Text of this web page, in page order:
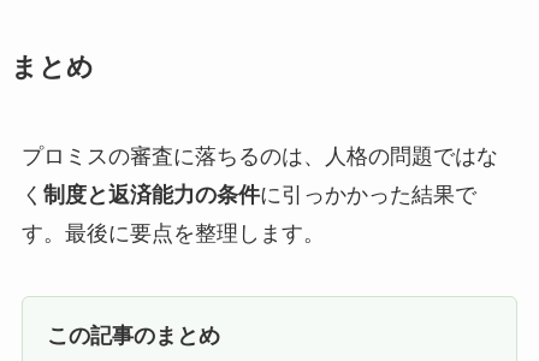
まとめ
プロミスの審査に落ちるのは、人格の問題ではな
く 制度と返済能力の条件に引っかかった結果で
す。最後に要点を整理します。
この記事のまとめ